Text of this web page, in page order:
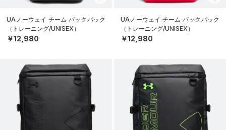
UAノーウェイ チーム バックパック
（トレーニング/UNISEX）
￥12,980
UAノーウェイ チーム バックパック
（トレーニング/UNISEX）
￥12,980